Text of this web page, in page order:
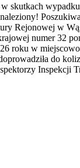
skutkach
Rejonowej w
numer 32
roku w
do
Inspekcji